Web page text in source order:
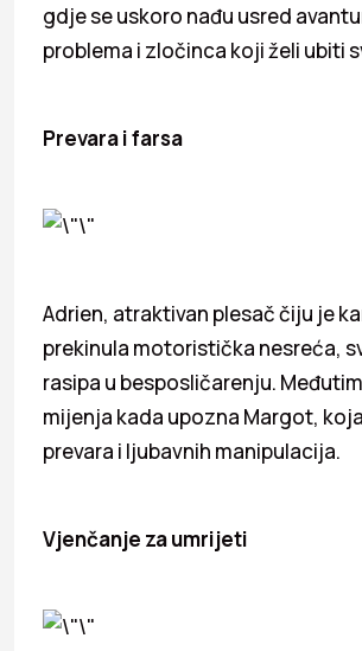
gdje se uskoro nađu usred
problema i zločinca koji želi ubiti
Prevara i farsa
Adrien, atraktivan plesač čiju je
prekinula motoristička nesreća,
rasipa u besposličarenju.
mijenja kada upozna Margot,
prevara i ljubavnih manipulacija.
Vjenčanje za umrijeti